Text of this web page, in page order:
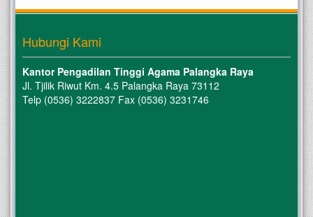
Hubungi Kami
Kantor Pengadilan Tinggi Agama Palangka Raya
Jl. Tjilik Riwut Km. 4.5 Palangka Raya 73112
Telp (0536) 3222837 Fax (0536) 3231746